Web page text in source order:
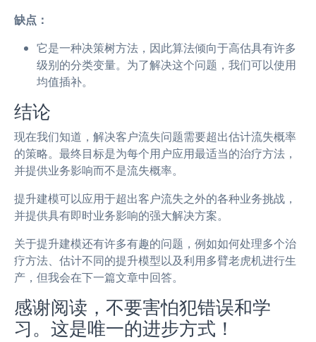
缺点：
它是一种决策树方法，因此算法倾向于高估具有许多
级别的分类变量。为了解决这个问题，我们可以使用
均值插补。
结论
现在我们知道，解决客户流失问题需要超出估计流失概率
的策略。最终目标是为每个用户应用最适当的治疗方法，
并提供业务影响而不是流失概率。
提升建模可以应用于超出客户流失之外的各种业务挑战，
并提供具有即时业务影响的强大解决方案。
关于提升建模还有许多有趣的问题，例如如何处理多个治
疗方法、估计不同的提升模型以及利用多臂老虎机进行生
产，但我会在下一篇文章中回答。
感谢阅读，不要害怕犯错误和学
习。这是唯一的进步方式！